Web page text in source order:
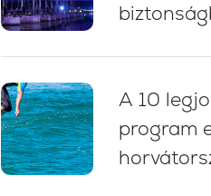
5
gyakorlat
A 10
program